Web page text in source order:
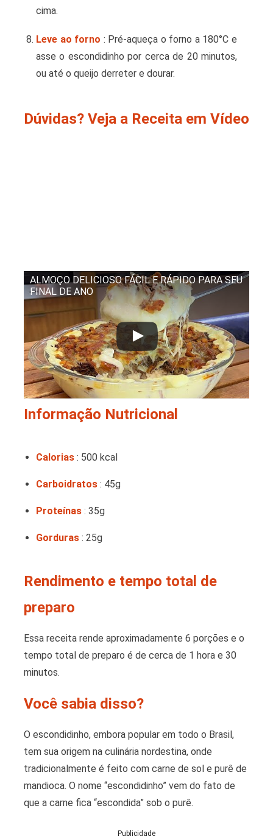
cima.
Leve ao forno : Pré-aqueça o forno a 180°C e
asse o escondidinho por cerca de 20 minutos,
ou até o queijo derreter e dourar.
Dúvidas? Veja a Receita em Vídeo
ALMOÇO DELICIOSO FÁCIL E RÁPIDO PARA SEU
FINAL DE ANO
Informação Nutricional
Calorias : 500 kcal
Carboidratos : 45g
Proteínas : 35g
Gorduras : 25g
Rendimento e tempo total de
preparo
Essa receita rende aproximadamente 6 porções e o
tempo total de preparo é de cerca de 1 hora e 30
minutos.
Você sabia disso?
O escondidinho, embora popular em todo o Brasil,
tem sua origem na culinária nordestina, onde
tradicionalmente é feito com carne de sol e purê de
mandioca. O nome “escondidinho” vem do fato de
que a carne fica “escondida” sob o purê.
Publicidade